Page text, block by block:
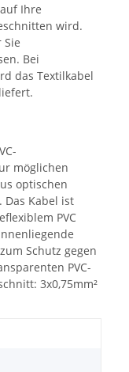
Ihre
wird.
Sie
Bei
das Textilkabel
möglichen
optischen
Kabel ist
PVC
Schutz gegen
PVC-
3x0,75mm²